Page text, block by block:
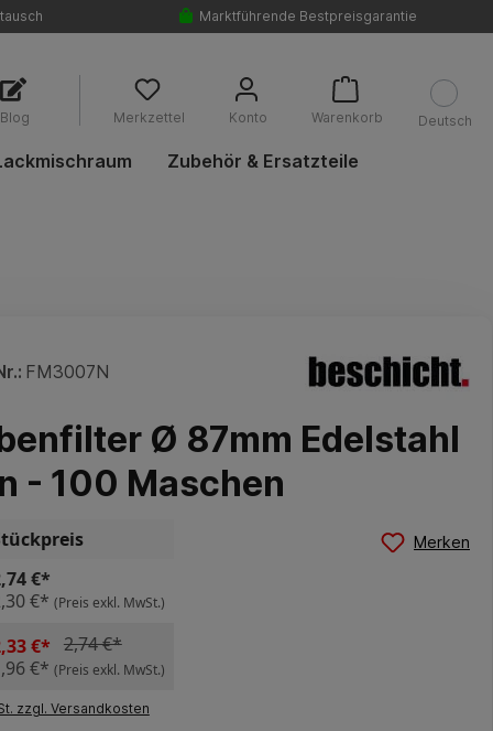
Marktführende Bestpreisgarantie
Blog Merkzettel Konto Warenkorb Deutsch
Zubehör & Ersatzteile
FM3007N
Ø 87mm Edelstahl
- 100 Maschen
€*
€* (Preis exkl. MwSt.)
€* 2,74 €*
€* (Preis exkl. MwSt.)
Merken
zzgl. Versandkosten